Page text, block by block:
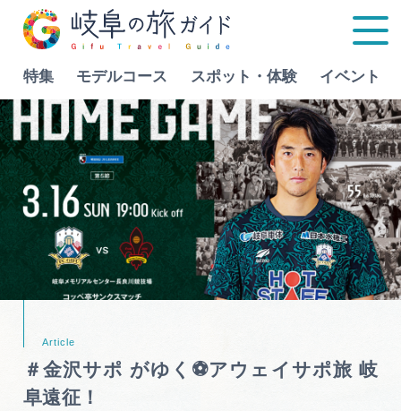
特集 モデルコース スポット・体験 イベント
特集
モデルコース
スポット・体験
イベント
グルメ
Language
行きたいリストを見る
＃金沢サポ がゆく⚽アウェイサポ旅 岐
阜遠征！